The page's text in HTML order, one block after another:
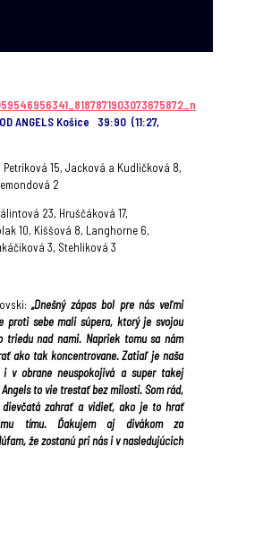
ANGELS Košice 39:90 (11:27,
Petríková 15, Jacková a Kudličková 8,
2
23, Hruščáková 17,
10, Kiššová 8, Langhorne 6,
3, Stehliková 3
„Dnešný zápas bol pre nás veľmi
proti sebe mali súpera, ktorý je svojou
triedu nad nami. Napriek tomu sa nám
ako tak koncentrovane. Zatiaľ je naša
v obrane neuspokojivá a super takej
to vie trestať bez milosti. Som rád,
zahrať a vidieť, ako je to hrať
tímu. Ďakujem aj divákom za
že zostanú pri nás i v nasledujúcich